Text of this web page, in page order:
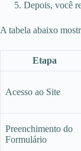
Depois, você
A tabela abaixo
Etapa
Acesso ao Site
Preenchimento do
Formulário